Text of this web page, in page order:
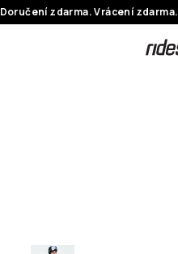
Doručení zdarma. Vrácení zdarma.